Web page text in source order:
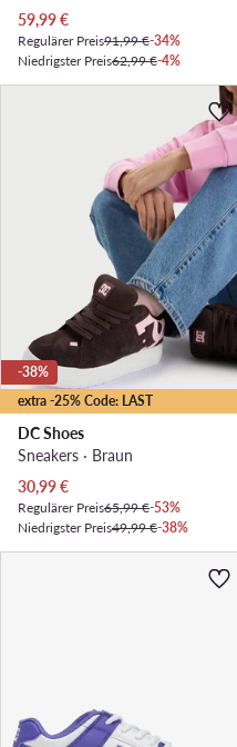
Aktueller Preis
59,99€
Regulärer Preis91,99 €-34%
Niedrigster Preis62,99 €-4%
extra -25% Code: LAST
-38%
DC Shoes
Sneakers · Braun
Aktueller Preis
30,99€
Regulärer Preis65,99 €-53%
Niedrigster Preis49,99 €-38%